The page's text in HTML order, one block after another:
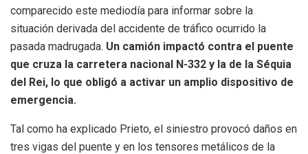
comparecido este mediodía para informar sobre la
situación derivada del accidente de tráfico ocurrido la
pasada madrugada. Un camión impactó contra el puente
que cruza la carretera nacional N-332 y la de la Séquia
del Rei, lo que obligó a activar un amplio dispositivo de
emergencia.
Tal como ha explicado Prieto, el siniestro provocó daños en
tres vigas del puente y en los tensores metálicos de la